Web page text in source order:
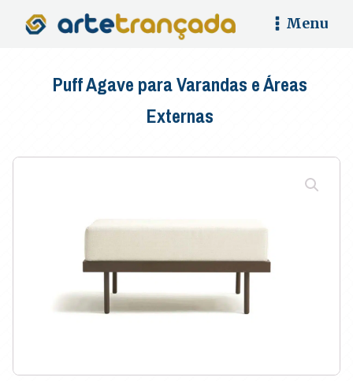
Menu
Puff Agave para Varandas e Áreas
Externas